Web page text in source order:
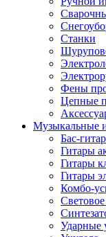
Станки
Фены
Цепные
Музыкальные
Бас-
Гитары
Гитары
Гитары
Комбо-
Ударные